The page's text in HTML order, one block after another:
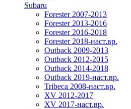
Subaru
Forester 2007-2013
Forester 2013-2016
Forester 2016-2018
Forester 2018-наст.вр.
Outback 2009-2013
Outback 2012-2015
Outback 2014-2018
Outback 2019-наст.вр.
Tribeca 2008-наст.вр.
XV 2012-2017
XV 2017-наст.вр.